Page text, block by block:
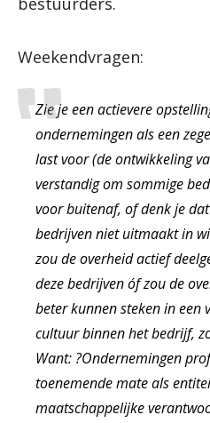
Weekendvragen:
Zie je een actievere
ondernemingen als een
last voor (de ontwikkeling
verstandig om sommige
voor buitenaf, of denk je
bedrijven niet uitmaakt in
zou de overheid actief
deze bedrijven óf zou de
beter kunnen steken in een
cultuur binnen het bedrijf,
Want: ?Ondernemingen
toenemende mate als
maatschappelijke